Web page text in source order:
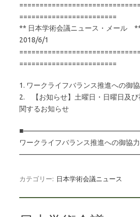
========================
** 日本学術会議ニュース・メー
2018/6/1
========================
1. ワークライフバランス推進への御
2. 【お知らせ】土曜日・日曜日及び
関するお知らせ
ワークライフバランス推進への御協
カテゴリー: 日本学術会議ニュース